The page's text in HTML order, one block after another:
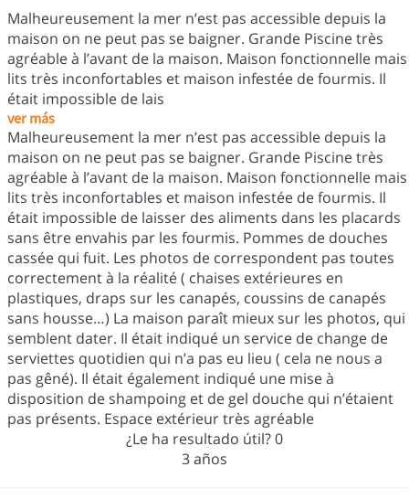
Malheureusement la mer n’est pas accessible depuis la
maison on ne peut pas se baigner. Grande Piscine très
agréable à l’avant de la maison. Maison fonctionnelle mais
lits très inconfortables et maison infestée de fourmis. Il
était impossible de lais
ver más
Malheureusement la mer n’est pas accessible depuis la
maison on ne peut pas se baigner. Grande Piscine très
agréable à l’avant de la maison. Maison fonctionnelle mais
lits très inconfortables et maison infestée de fourmis. Il
était impossible de laisser des aliments dans les placards
sans être envahis par les fourmis. Pommes de douches
cassée qui fuit. Les photos de correspondent pas toutes
correctement à la réalité ( chaises extérieures en
plastiques, draps sur les canapés, coussins de canapés
sans housse…) La maison paraît mieux sur les photos, qui
semblent dater. Il était indiqué un service de change de
serviettes quotidien qui n’a pas eu lieu ( cela ne nous a
pas gêné). Il était également indiqué une mise à
disposition de shampoing et de gel douche qui n’étaient
pas présents. Espace extérieur très agréable
¿Le ha resultado útil?0
3 años